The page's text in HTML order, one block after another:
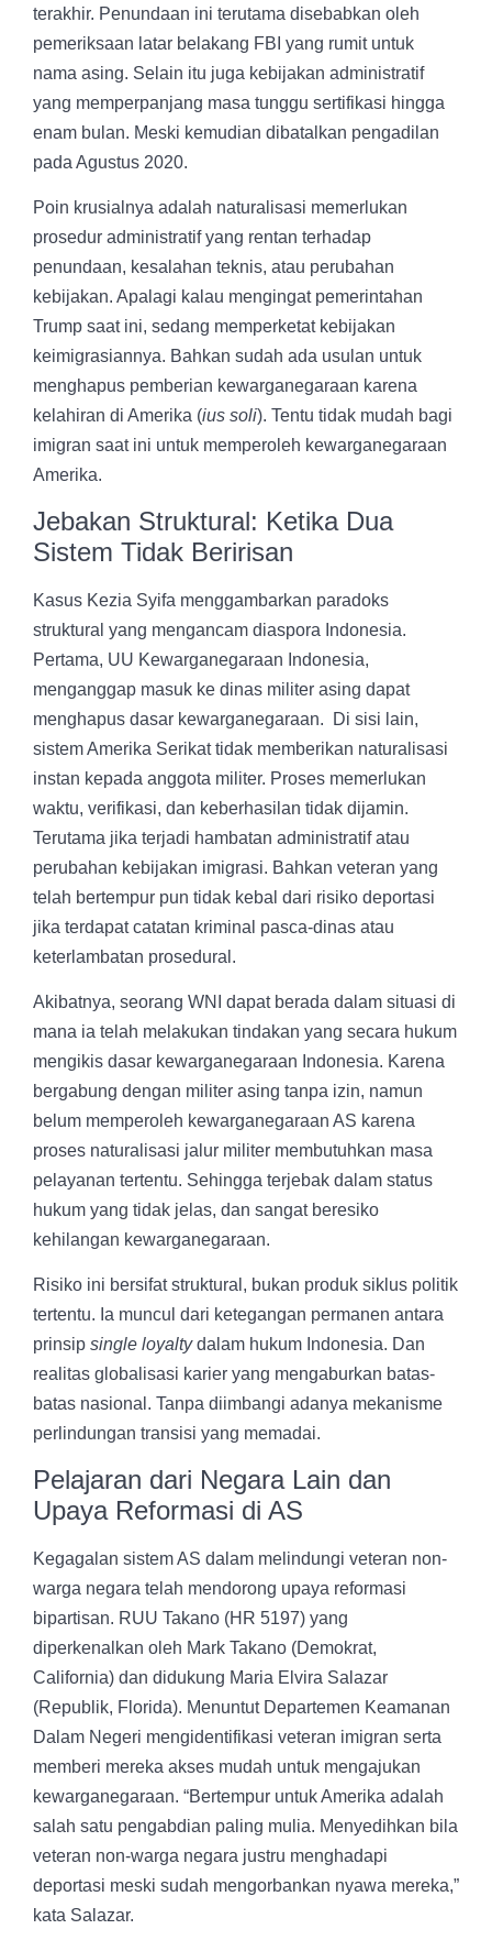
terakhir. Penundaan ini terutama disebabkan oleh
pemeriksaan latar belakang FBI yang rumit untuk
nama asing. Selain itu juga kebijakan administratif
yang memperpanjang masa tunggu sertifikasi hingga
enam bulan. Meski kemudian dibatalkan pengadilan
pada Agustus 2020.
Poin krusialnya adalah naturalisasi memerlukan
prosedur administratif yang rentan terhadap
penundaan, kesalahan teknis, atau perubahan
kebijakan. Apalagi kalau mengingat pemerintahan
Trump saat ini, sedang memperketat kebijakan
keimigrasiannya. Bahkan sudah ada usulan untuk
menghapus pemberian kewarganegaraan karena
kelahiran di Amerika (ius soli). Tentu tidak mudah bagi
imigran saat ini untuk memperoleh kewarganegaraan
Amerika.
Jebakan Struktural: Ketika Dua
Sistem Tidak Beririsan
Kasus Kezia Syifa menggambarkan paradoks
struktural yang mengancam diaspora Indonesia.
Pertama, UU Kewarganegaraan Indonesia,
menganggap masuk ke dinas militer asing dapat
menghapus dasar kewarganegaraan. Di sisi lain,
sistem Amerika Serikat tidak memberikan naturalisasi
instan kepada anggota militer. Proses memerlukan
waktu, verifikasi, dan keberhasilan tidak dijamin.
Terutama jika terjadi hambatan administratif atau
perubahan kebijakan imigrasi. Bahkan veteran yang
telah bertempur pun tidak kebal dari risiko deportasi
jika terdapat catatan kriminal pasca-dinas atau
keterlambatan prosedural.
Akibatnya, seorang WNI dapat berada dalam situasi di
mana ia telah melakukan tindakan yang secara hukum
mengikis dasar kewarganegaraan Indonesia. Karena
bergabung dengan militer asing tanpa izin, namun
belum memperoleh kewarganegaraan AS karena
proses naturalisasi jalur militer membutuhkan masa
pelayanan tertentu. Sehingga terjebak dalam status
hukum yang tidak jelas, dan sangat beresiko
kehilangan kewarganegaraan.
Risiko ini bersifat struktural, bukan produk siklus politik
tertentu. Ia muncul dari ketegangan permanen antara
prinsip single loyaltydalam hukum Indonesia. Dan
realitas globalisasi karier yang mengaburkan batas-
batas nasional. Tanpa diimbangi adanya mekanisme
perlindungan transisi yang memadai.
Pelajaran dari Negara Lain dan
Upaya Reformasi di AS
Kegagalan sistem AS dalam melindungi veteran non-
warga negara telah mendorong upaya reformasi
bipartisan. RUU Takano (HR 5197) yang
diperkenalkan oleh Mark Takano (Demokrat,
California) dan didukung Maria Elvira Salazar
(Republik, Florida). Menuntut Departemen Keamanan
Dalam Negeri mengidentifikasi veteran imigran serta
memberi mereka akses mudah untuk mengajukan
kewarganegaraan. “Bertempur untuk Amerika adalah
salah satu pengabdian paling mulia. Menyedihkan bila
veteran non-warga negara justru menghadapi
deportasi meski sudah mengorbankan nyawa mereka,”
kata Salazar.